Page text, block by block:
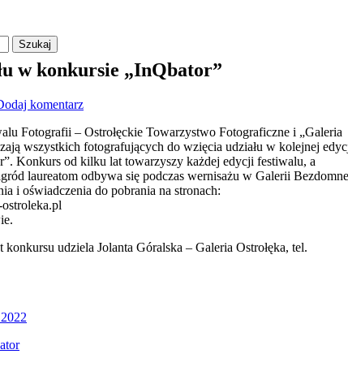
Fotograficzne
w konkursie „InQbator”
komentarz
Fotografii – Ostrołęckie Towarzystwo Fotograficzne i „Galeria
wszystkich fotografujących do wzięcia udziału w kolejnej
Konkurs od kilku lat towarzyszy każdej edycji festiwalu, a
laureatom odbywa się podczas wernisażu w Galerii
i oświadczenia do pobrania na stronach:
udziela Jolanta Góralska – Galeria Ostrołęka, tel.